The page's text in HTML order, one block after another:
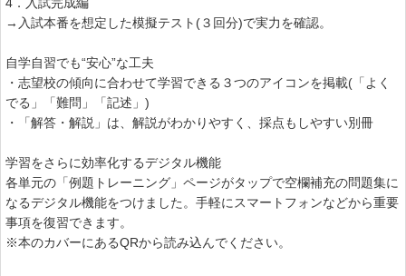
4．入試完成編
→入試本番を想定した模擬テスト(３回分)で実力を確認。
自学自習でも“安心”な工夫
・志望校の傾向に合わせて学習できる３つのアイコンを掲載(「よく
でる」「難問」「記述」)
・「解答・解説」は、解説がわかりやすく、採点もしやすい別冊
学習をさらに効率化するデジタル機能
各単元の「例題トレーニング」ページがタップで空欄補充の問題集に
なるデジタル機能をつけました。手軽にスマートフォンなどから重要
事項を復習できます。
※本のカバーにあるQRから読み込んでください。